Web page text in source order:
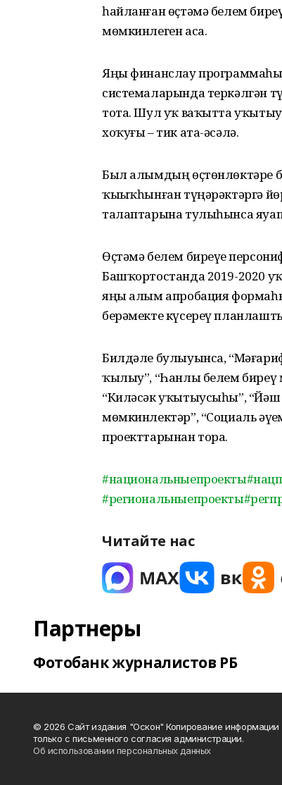
һайланған өҫтәмә белем
мөмкинлеген аса.
Яңы финанслау программаһы
системаларында теркәлгән
тота. Шул уҡ ваҡытта
хоҡуғы – тик ата-әсәлә.
Был алымдың өҫтөнлөктәре
ҡыҙыҡһынған түңәрәктәргә
талаптарына тулыһынса
Өҫтәмә белем биреүҙе
Башҡортостанда 2019-2020
яңы алым апробация
берәмекте күсереү
Билдәле булыуынса,
ҡылыу”, “Һанлы белем биреү
“Киләсәк уҡытыусыһы”,
мөмкинлектәр”, “Социаль
проекттарынан тора.
#национальныепроекты
#региональныепроекты
Читайте нас
Партнеры
Фотобанк журналистов РБ
© 2026 Сайт издания "Оскон" Копирование информации
только с письменного согласия администрации.
Об использовании персональных данных